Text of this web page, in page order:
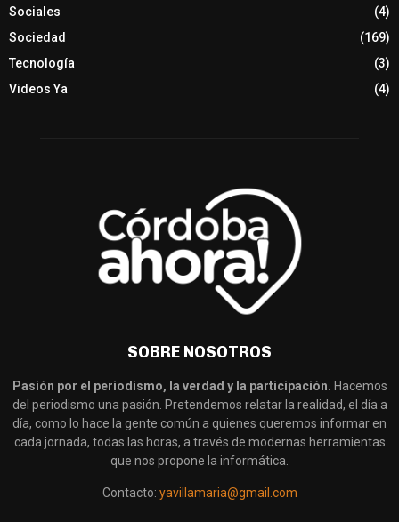
Sociales
(4)
Sociedad
(169)
Tecnología
(3)
Videos Ya
(4)
SOBRE NOSOTROS
Pasión por el periodismo, la verdad y la participación. Hacemos
del periodismo una pasión. Pretendemos relatar la realidad, el día a
día, como lo hace la gente común a quienes queremos informar en
cada jornada, todas las horas, a través de modernas herramientas
que nos propone la informática.
Contacto: yavillamaria@gmail.com